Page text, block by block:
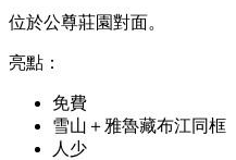
位於公尊莊園對面。
亮點：
免費
雪山＋雅魯藏布江同框
人少